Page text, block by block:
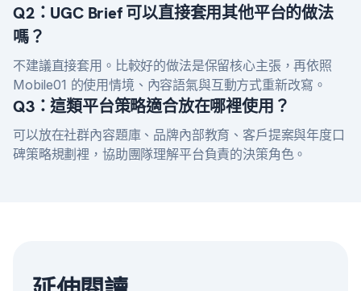
Q2：UGC Brief 可以直接套用其他平台的做法
嗎？
不建議直接套用。比較好的做法是保留核心主張，再依照
Mobile01 的使用情境、內容語氣與互動方式重新改寫。
Q3：這類平台策略適合放在哪裡使用？
可以放在社群內容題庫、品牌內部教育、客戶提案與年度口
碑策略規劃裡，協助團隊理解平台負責的決策角色。